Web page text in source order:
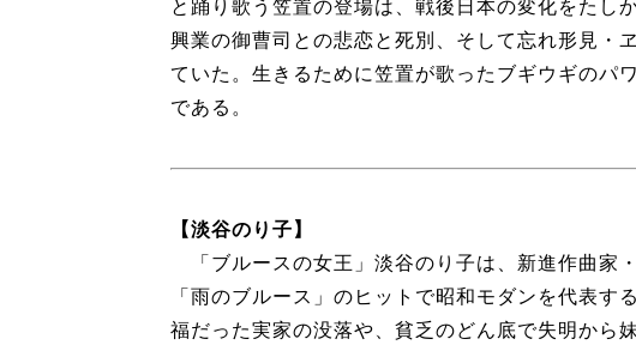
と踊り歌う笠置の登場は、戦後日本の変化をたし
興業の御曹司との悲恋と死別、そして忘れ形見・
ていた。生きるために笠置が歌ったブギウギのパ
である。
【淡谷のり子】
「ブルースの女王」淡谷のり子は、新進作曲家
「雨のブルース」のヒットで昭和モダンを代表す
福だった実家の没落や、貧乏のどん底で失明から